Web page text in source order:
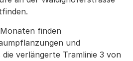
finden
und
verlängerte Tramlinie 3 von